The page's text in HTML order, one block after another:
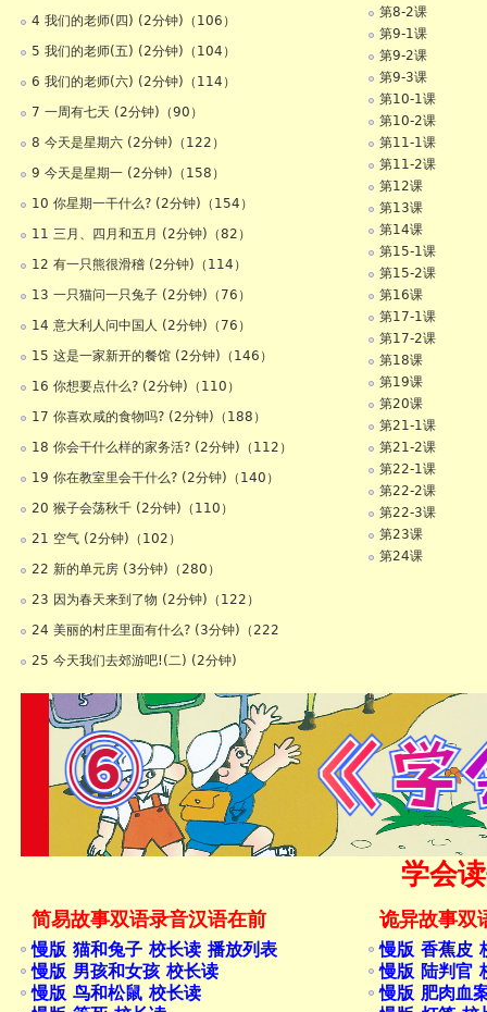
4 我们的老师(四) (2分钟)（106）
5 我们的老师(五) (2分钟)（104）
6 我们的老师(六) (2分钟)（114）
7 一周有七天 (2分钟)（90）
8 今天是星期六 (2分钟)（122）
9 今天是星期一 (2分钟)（158）
10 你星期一干什么? (2分钟)（154）
11 三月、四月和五月 (2分钟)（82）
12 有一只熊很滑稽 (2分钟)（114）
13 一只猫问一只兔子 (2分钟)（76）
14 意大利人问中国人 (2分钟)（76）
15 这是一家新开的餐馆 (2分钟)（146）
16 你想要点什么? (2分钟)（110）
17 你喜欢咸的食物吗? (2分钟)（188）
18 你会干什么样的家务活? (2分钟)（112）
19 你在教室里会干什么? (2分钟)（140）
20 猴子会荡秋千 (2分钟)（110）
21 空气 (2分钟)（102）
22 新的单元房 (3分钟)（280）
23 因为春天来到了物 (2分钟)（122）
24 美丽的村庄里面有什么? (3分钟)（222
25 今天我们去郊游吧!(二) (2分钟)
第8-2课
第9-1课
第9-2课
第9-3课
第10-1课
第10-2课
第11-1课
第11-2课
第12课
第13课
第14课
第15-1课
第15-2课
第16课
第17-1课
第17-2课
第18课
第19课
第20课
第21-1课
第21-2课
第22-1课
第22-2课
第22-3课
第23课
第24课
学会
简易故事双语录音汉语在前
慢版 猫和兔子 校长读 播放列表
慢版 男孩和女孩 校长读
慢版 鸟和松鼠 校长读
诡异故事双
慢版 香蕉皮
慢版 陆判官
慢版 肥肉血